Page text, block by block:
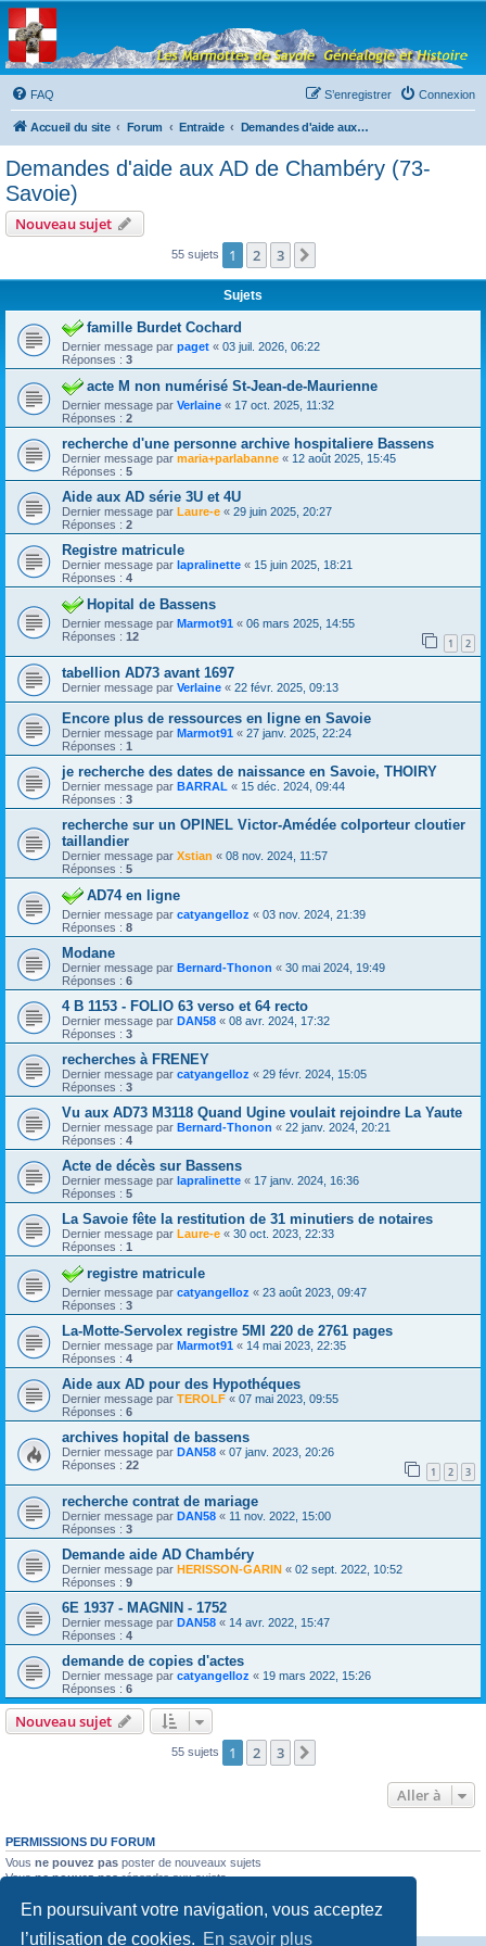
En poursuivant votre navigation, vous acceptez
l’utilisation de cookies. En savoir plus
Les Marmottes de
Savoie
Forum d'entraide généalogique
FAQ
Connexion
S’enregistrer
Accueil du site Forum Entraide Demandes d'aide aux AD de Chambéry (73-Savoie)
Demandes d'aide aux AD de Chambéry (73-
Savoie)
Nouveau sujet
55 sujets 1 2 3
Sujets
famille Burdet Cochard
Dernier message par paget « 03 juil. 2026, 06:22
Réponses : 3
acte M non numérisé St-Jean-de-Maurienne
Dernier message par Verlaine « 17 oct. 2025, 11:32
Réponses : 2
recherche d'une personne archive hospitaliere Bassens
Dernier message par maria+parlabanne « 12 août 2025, 15:45
Réponses : 5
Aide aux AD série 3U et 4U
Dernier message par Laure-e « 29 juin 2025, 20:27
Réponses : 2
Registre matricule
Dernier message par lapralinette « 15 juin 2025, 18:21
Réponses : 4
Hopital de Bassens
Dernier message par Marmot91 « 06 mars 2025, 14:55
Réponses : 12 1 2
tabellion AD73 avant 1697
Dernier message par Verlaine « 22 févr. 2025, 09:13
Encore plus de ressources en ligne en Savoie
Dernier message par Marmot91 « 27 janv. 2025, 22:24
Réponses : 1
je recherche des dates de naissance en Savoie, THOIRY
Dernier message par BARRAL « 15 déc. 2024, 09:44
Réponses : 3
recherche sur un OPINEL Victor-Amédée colporteur cloutier
taillandier
Dernier message par Xstian « 08 nov. 2024, 11:57
Réponses : 5
AD74 en ligne
Dernier message par catyangelloz « 03 nov. 2024, 21:39
Réponses : 8
Modane
Dernier message par Bernard-Thonon « 30 mai 2024, 19:49
Réponses : 6
4 B 1153 - FOLIO 63 verso et 64 recto
Dernier message par DAN58 « 08 avr. 2024, 17:32
Réponses : 3
recherches à FRENEY
Dernier message par catyangelloz « 29 févr. 2024, 15:05
Réponses : 3
Vu aux AD73 M3118 Quand Ugine voulait rejoindre La Yaute
Dernier message par Bernard-Thonon « 22 janv. 2024, 20:21
Réponses : 4
Acte de décès sur Bassens
Dernier message par lapralinette « 17 janv. 2024, 16:36
Réponses : 5
La Savoie fête la restitution de 31 minutiers de notaires
Dernier message par Laure-e « 30 oct. 2023, 22:33
Réponses : 1
registre matricule
Dernier message par catyangelloz « 23 août 2023, 09:47
Réponses : 3
La-Motte-Servolex registre 5MI 220 de 2761 pages
Dernier message par Marmot91 « 14 mai 2023, 22:35
Réponses : 4
Aide aux AD pour des Hypothéques
Dernier message par TEROLF « 07 mai 2023, 09:55
Réponses : 6
archives hopital de bassens
Dernier message par DAN58 « 07 janv. 2023, 20:26
Réponses : 22 1 2 3
recherche contrat de mariage
Dernier message par DAN58 « 11 nov. 2022, 15:00
Réponses : 3
Demande aide AD Chambéry
Dernier message par HERISSON-GARIN « 02 sept. 2022, 10:52
Réponses : 9
6E 1937 - MAGNIN - 1752
Dernier message par DAN58 « 14 avr. 2022, 15:47
Réponses : 4
demande de copies d'actes
Dernier message par catyangelloz « 19 mars 2022, 15:26
Réponses : 6
Nouveau sujet
55 sujets 1 2 3
Aller à
PERMISSIONS DU FORUM
Vous ne pouvez pas poster de nouveaux sujets
Vousne pouvez pasrépondre aux sujets
Vousne pouvez passupprimer vos messages
ne pouvez pas joindre des fichiers